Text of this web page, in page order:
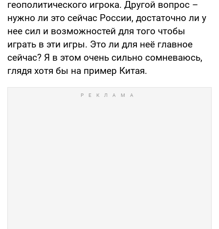
геополитического игрока. Другой вопрос –
нужно ли это сейчас России, достаточно ли у
нее сил и возможностей для того чтобы
играть в эти игры. Это ли для неё главное
сейчас? Я в этом очень сильно сомневаюсь,
глядя хотя бы на пример Китая.